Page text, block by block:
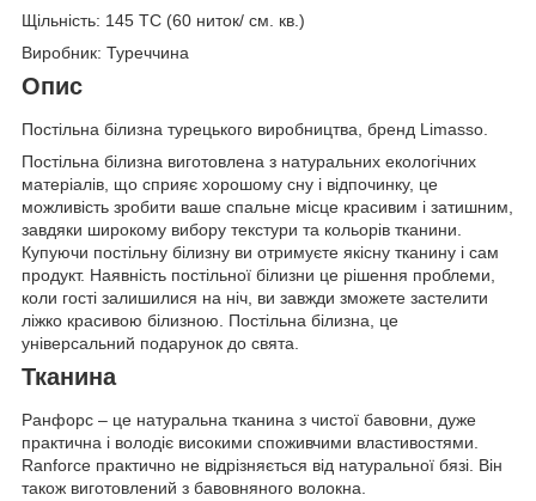
Щільність: 145 TC (60 ниток/ см. кв.)
Виробник: Туреччина
Опис
Постільна білизна турецького виробництва, бренд Limasso.
Постільна білизна виготовлена з натуральних екологічних
матеріалів, що сприяє хорошому сну і відпочинку, це
можливість зробити ваше спальне місце красивим і затишним,
завдяки широкому вибору текстури та кольорів тканини.
Купуючи постільну білизну ви отримуєте якісну тканину і сам
продукт. Наявність постільної білизни це рішення проблеми,
коли гості залишилися на ніч, ви завжди зможете застелити
ліжко красивою білизною. Постільна білизна, це
універсальний подарунок до свята.
Тканина
Ранфорс – це натуральна тканина з чистої бавовни, дуже
практична і володіє високими споживчими властивостями.
Ranforce практично не відрізняється від натуральної бязі. Він
також виготовлений з бавовняного волокна.